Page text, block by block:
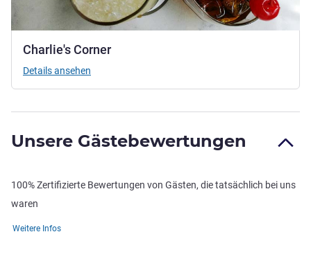
Charlie's Corner
Details ansehen
Unsere Gästebewertungen
100% Zertifizierte Bewertungen von Gästen, die tatsächlich bei uns
waren
Weitere Infos